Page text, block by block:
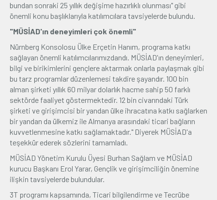
bundan sonraki 25 yıllık değişime hazırlıklı olunması" gibi
önemli konu başlıklarıyla katılımcılara tavsiyelerde bulundu.
"MÜSİAD'ın deneyimleri çok önemli"
Nürnberg Konsolosu Ülke Erçetin Hanım, programa katkı
sağlayan önemli katılımcılarımızdandı. MÜSİAD'ın deneyimleri,
bilgi ve birikimlerini gençlere aktarmak onlarla paylaşmak gibi
bu tarz programlar düzenlemesi takdire şayandır. 100 bin
alman şirketi yıllık 60 milyar dolarlık hacme sahip 50 farklı
sektörde faaliyet göstermektedir. 12 bin civarındaki Türk
şirketi ve girişimcisi bir yandan ülke ihracatına katkı sağlarken
bir yandan da ülkemiz ile Almanya arasındaki ticari bağların
kuvvetlenmesine katkı sağlamaktadır." Diyerek MÜSİAD'a
teşekkür ederek sözlerini tamamladı.
MÜSİAD Yönetim Kurulu Üyesi Burhan Sağlam ve MÜSİAD
kurucu Başkanı Erol Yarar, Gençlik ve girişimciliğin önemine
ilişkin tavsiyelerde bulundular.
3T programı kapsamında, Ticari bilgilendirme ve Tecrübe